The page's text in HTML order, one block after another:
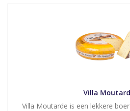
Villa
Villa Moutarde is een lekkere